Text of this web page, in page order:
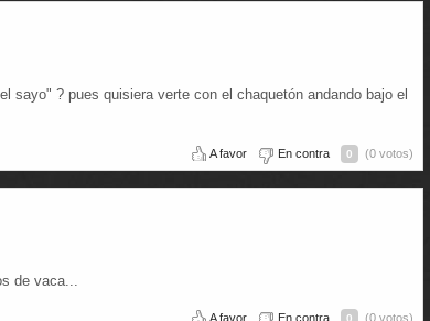
sayo" ? pues quisiera verte con el chaquetón andando bajo el
A favor En contra 0 (0 votos)
de vaca...
A favor En contra 0 (0 votos)